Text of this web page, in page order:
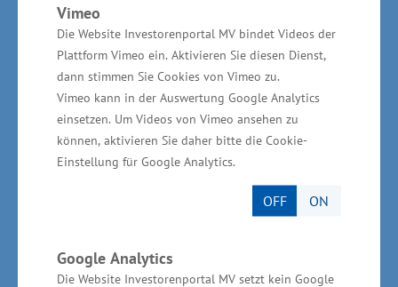
Vimeo
Die Website Investorenportal MV bindet Videos der
Plattform Vimeo ein. Aktivieren Sie diesen Dienst,
dann stimmen Sie Cookies von Vimeo zu.
Vimeo kann in der Auswertung Google Analytics
einsetzen. Um Videos von Vimeo ansehen zu
können, aktivieren Sie daher bitte die Cookie-
Einstellung für Google Analytics.
OFF ON
Google Analytics
Die Website Investorenportal MV setzt kein Google
berufliche Weiterbildung sowie zum Austausch
mit Akteuren der Branche zu nutzen.
Detaillierte Informationen zum Programm und
die Anmeldung zur Teilnahme vor Ort sind bis
zum 10. September 2025 online möglich:
www.weiterbildungstag-mv.de